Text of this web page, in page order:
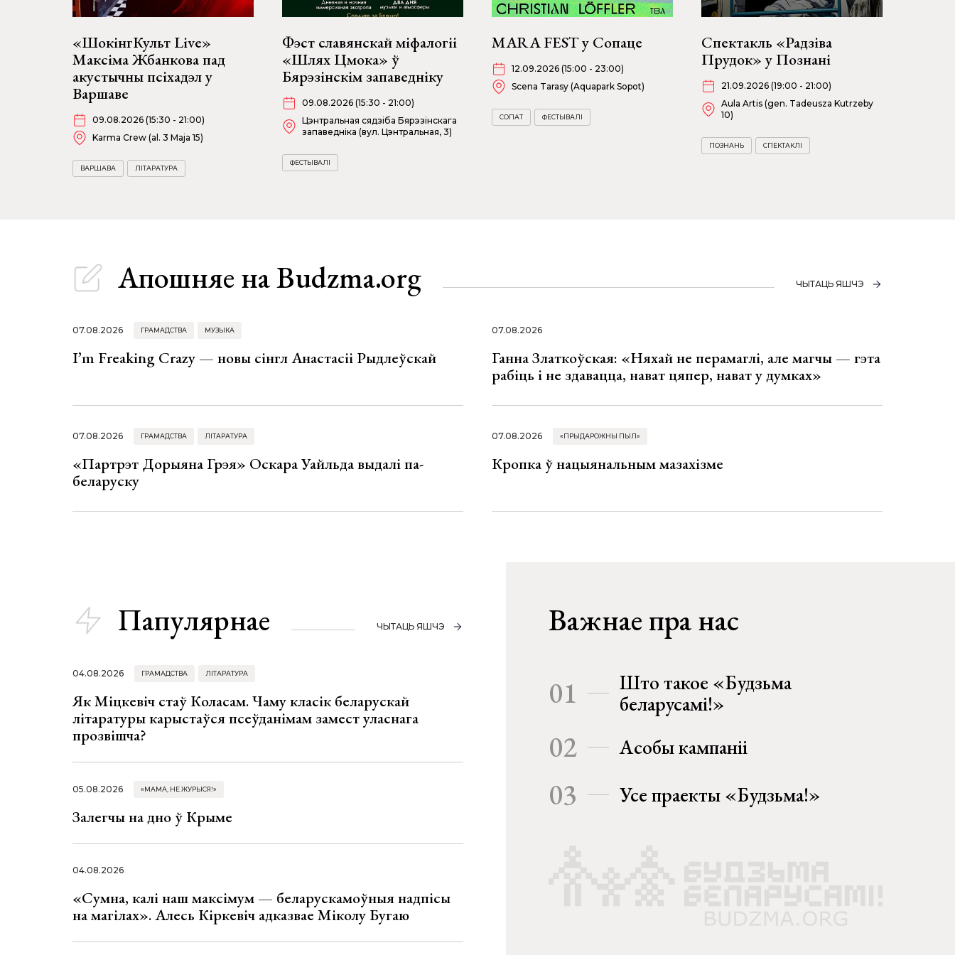
«ШокінгКульт Live»
Максіма Жбанкова пад
акустычны псіхадэл у
Варшаве
09.08.2026 (15:30 - 21:00)
Karma Crew (al. 3 Maja 15)
ВАРШАВА ЛІТАРАТУРА
Фэст славянскай міфалогіі
«Шлях Цмока» ў
Бярэзінскім запаведніку
09.08.2026 (15:30 - 21:00)
Цэнтральная сядзіба Бярэзінскага
запаведніка (вул. Цэнтральная, 3)
ФЕСТЫВАЛІ
MARA FEST у Сопаце
12.09.2026 (15:00 - 23:00)
Scena Tarasy (Aquapark Sopot)
СОПАТ ФЕСТЫВАЛІ
Спектакль «Радзіва
Прудок» у Познані
21.09.2026 (19:00 - 21:00)
Aula Artis (gen. Tadeusza Kutrzeby
10)
ПОЗНАНЬ СПЕКТАКЛІ
Апошняе на Budzma.org ЧЫТАЦЬ ЯШЧЭ
07.08.2026 ГРАМАДСТВА МУЗЫКА
I’m Freaking Crazy — новы сінгл Анастасіі Рыдлеўскай
07.08.2026
Ганна Златкоўская: «Няхай не перамаглі, але магчы — гэта
рабіць і не здавацца, нават цяпер, нават у думках»
07.08.2026 ГРАМАДСТВА ЛІТАРАТУРА
«Партрэт Дорыяна Грэя» Оскара Уайльда выдалі па-
беларуску
07.08.2026 «ПРЫДАРОЖНЫ ПЫЛ»
Кропка ў нацыянальным мазахізме
Папулярнае ЧЫТАЦЬ ЯШЧЭ
04.08.2026 ГРАМАДСТВА ЛІТАРАТУРА
Як Міцкевіч стаў Коласам. Чаму класік беларускай
літаратуры карыстаўся псеўданімам замест уласнага
прозвішча?
05.08.2026 «МАМА, НЕ ЖУРЫСЯ!»
Залегчы на дно ў Крыме
04.08.2026
«Сумна, калі наш максімум — беларускамоўныя надпісы
на магілах». Алесь Кіркевіч адказвае Міколу Бугаю
Важнае пра нас
01
Што такое «Будзьма
беларусамі!»
02 Асобы кампаніі
03 Усе праекты «Будзьма!»